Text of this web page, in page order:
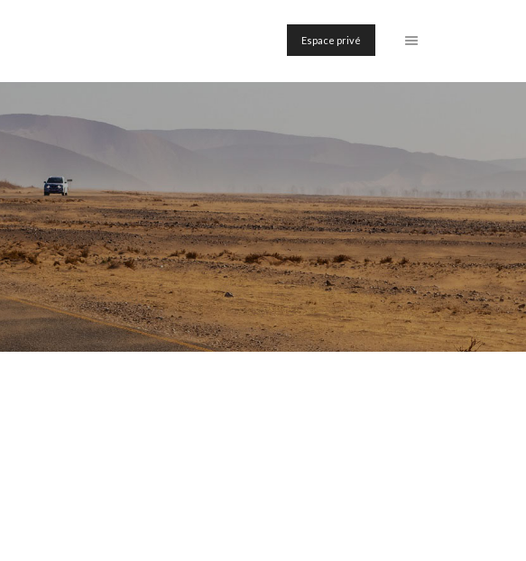
Espace privé